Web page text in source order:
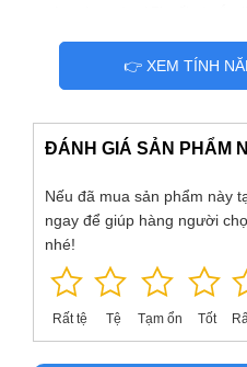
Tất cả các tác vụ có tính chất
ổ cắm hẹn giờ BULL GND-
thiết bị điện liên tục trong
này cũng sẽ đáp ứng được.
sương trong 15 phút rồi tắt,
lắp đi lặp lại liên tục luân
đồng hồ hẹn giờ bật tắt điện
hoạt động:
👉 XEM TÍNH
ĐÁNH GIÁ SẢN PHẨM
Nếu đã mua sản phẩm này
ngay để giúp hàng người
nhé!
Rất tệ Tệ Tạm ổn Tốt